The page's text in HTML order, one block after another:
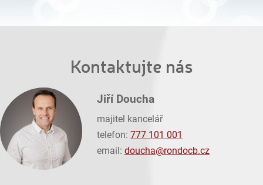
Kontaktujte nás
Jiří Doucha
majitel kancelář
telefon: 777 101 001
email: doucha@rondocb.cz